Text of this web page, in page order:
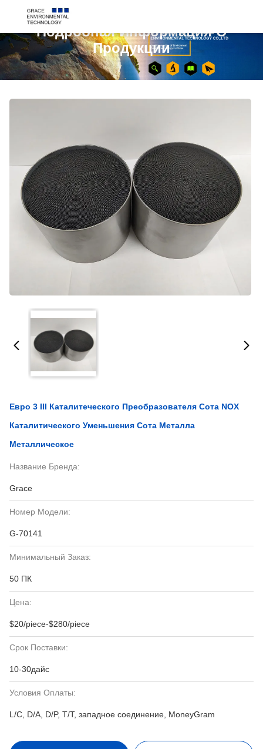
Подробная Информация О
Продукции
Евро 3 III Каталитеческого Преобразователя Сота NOX
Каталитического Уменьшения Сота Металла
Металлическое
Название Бренда:
Grace
Номер Модели:
G-70141
Минимальный Заказ:
50 ПК
Цена:
$20/piece-$280/piece
Срок Поставки:
10-30дайс
Условия Оплаты:
L/C, D/A, D/P, T/T, западное соединение, MoneyGram